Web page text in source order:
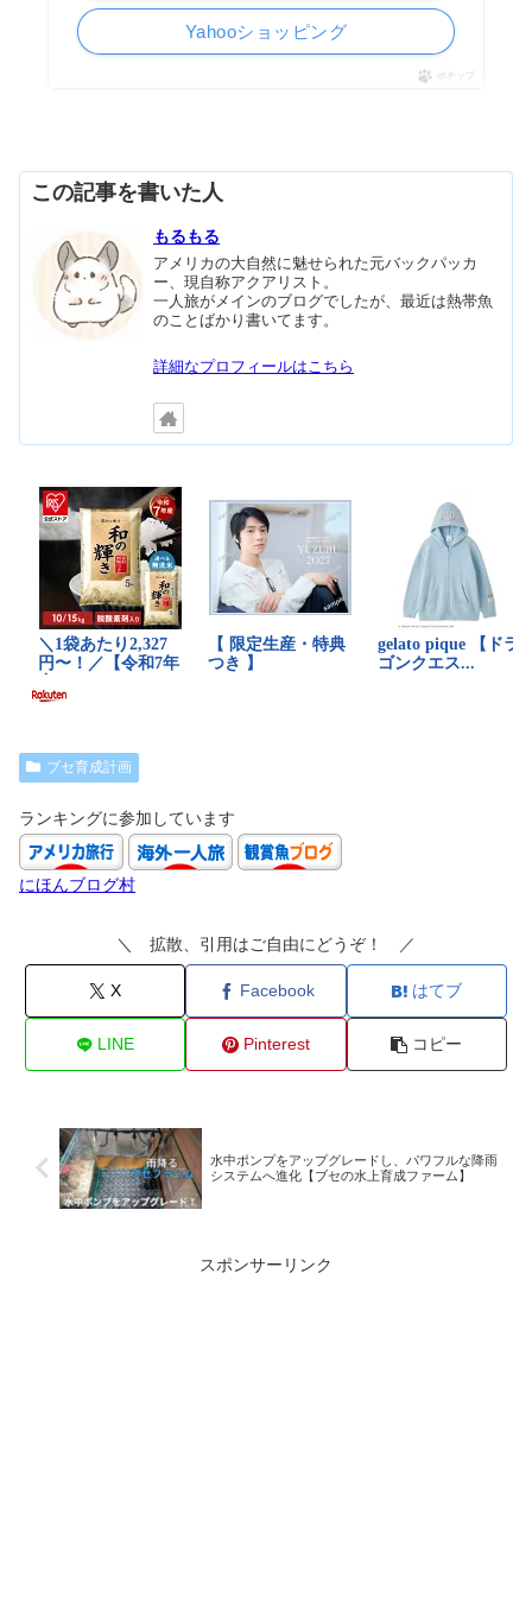
Yahooショッピング
ポチップ
この記事を書いた人
もるもる
アメリカの大自然に魅せられた元バックパッカ
ー、現自称アクアリスト。
一人旅がメインのブログでしたが、最近は熱帯魚
のことばかり書いてます。
詳細なプロフィールはこちら
ブセ育成計画
ランキングに参加しています
にほんブログ村
＼ 拡散、引用はご自由にどうぞ！ ／
X Facebook はてブ
LINE Pinterest コピー
水中ポンプをアップグレードし、パワフルな降雨
システムへ進化【ブセの水上育成ファーム】
スポンサーリンク